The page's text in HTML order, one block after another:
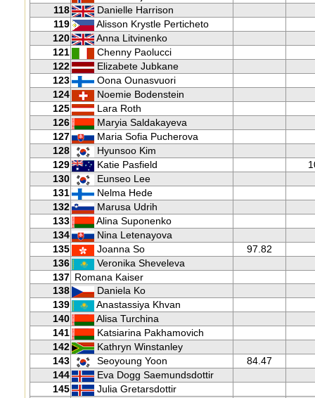
118
Danielle Harrison
119
Alisson Krystle Perticheto
120
Anna Litvinenko
121
Chenny Paolucci
122
Elizabete Jubkane
123
Oona Ounasvuori
124
Noemie Bodenstein
125
Lara Roth
126
Maryia Saldakayeva
127
Maria Sofia Pucherova
128
Hyunsoo Kim
129
Katie Pasfield
130
Eunseo Lee
131
Nelma Hede
132
Marusa Udrih
133
Alina Suponenko
134
Nina Letenayova
135
Joanna So
97.82
136
Veronika Sheveleva
137 Romana Kaiser
138
Daniela Ko
139
Anastassiya Khvan
140
Alisa Turchina
141
Katsiarina Pakhamovich
142
Kathryn Winstanley
143
Seoyoung Yoon
84.47
144
Eva Dogg Saemundsdottir
145
Julia Gretarsdottir